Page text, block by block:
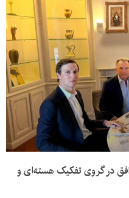
در گروی تفکیک هسته‌ای و